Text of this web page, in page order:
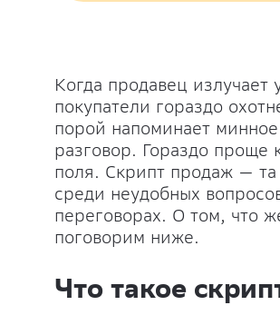
Когда продавец излучает
покупатели гораздо
порой напоминает
разговор. Гораздо проще
поля. Скрипт продаж — та
среди неудобных
переговорах. О том, что
поговорим ниже.
Что такое